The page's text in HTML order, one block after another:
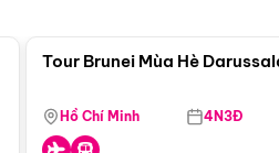
Tour Brunei Mùa Hè
Hồ Chí Minh 4N3Đ